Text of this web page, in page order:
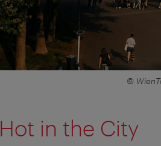
©
Hot in the City